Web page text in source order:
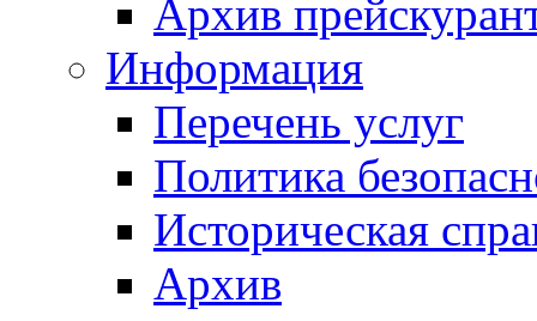
Архив
Информация
Перечень услуг
Политика
Историческая
Архив